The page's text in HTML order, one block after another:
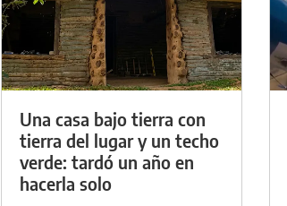
Una casa bajo tierra con
tierra del lugar y un techo
verde: tardó un año en
hacerla solo